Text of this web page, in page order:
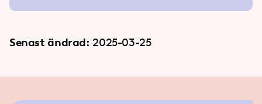
Senast ändrad: 2025-03-25